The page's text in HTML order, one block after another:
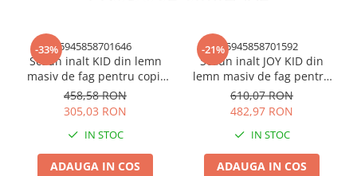
Alege Scaunul pentru copii Bucin Mob si ofera-i copilului
tau un loc confortabil si sigur unde sa se poata relaxa si
bucura de copilarie!
Comanda acum!
-33%5945858701646
Scaun inalt KID din lemn
masiv de fag pentru copii
45x55 cm culoare natur
458,58 RON
305,03 RON
IN STOC
ADAUGA IN COS
-21%5945858701592
Scaun inalt JOY KID din
lemn masiv de fag pentru
copii 45x62 cm culoare
natur
610,07 RON
482,97 RON
IN STOC
ADAUGA IN COS